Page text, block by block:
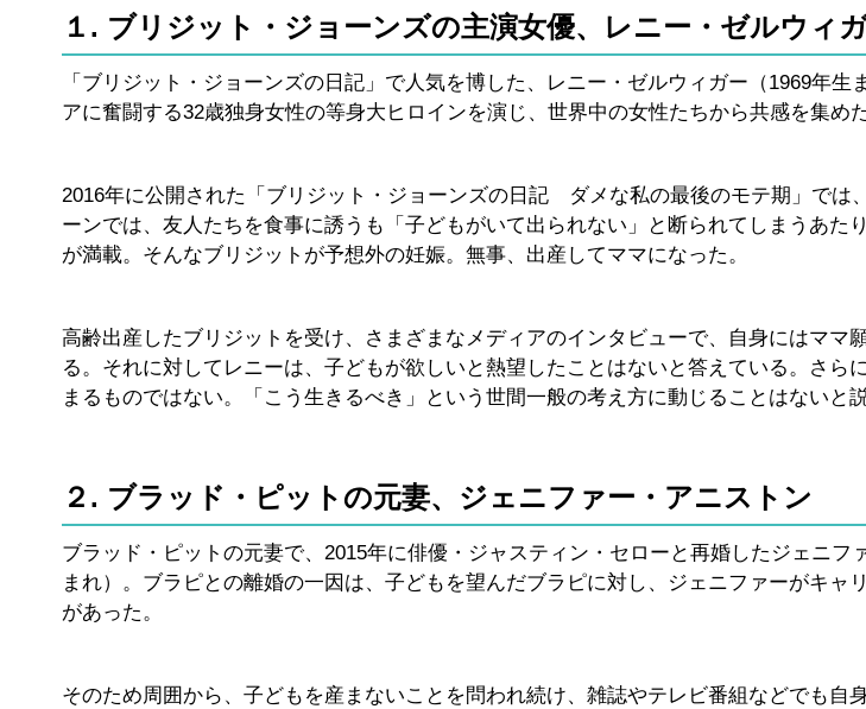
１. ブリジット・ジョーンズの主演女優、レニー・ゼルウィ
「ブリジット・ジョーンズの日記」で人気を博した、レニー・ゼルウィガー（1969年生
アに奮闘する32歳独身女性の等身大ヒロインを演じ、世界中の女性たちから共感を集めた
2016年に公開された「ブリジット・ジョーンズの日記 ダメな私の最後のモテ期」では
ーンでは、友人たちを食事に誘うも「子どもがいて出られない」と断られてしまうあた
が満載。そんなブリジットが予想外の妊娠。無事、出産してママになった。
高齢出産したブリジットを受け、さまざまなメディアのインタビューで、自身にはママ
る。それに対してレニーは、子どもが欲しいと熱望したことはないと答えている。さら
まるものではない。「こう生きるべき」という世間一般の考え方に動じることはないと
２. ブラッド・ピットの元妻、ジェニファー・アニストン
ブラッド・ピットの元妻で、2015年に俳優・ジャスティン・セローと再婚したジェニフ
まれ）。ブラピとの離婚の一因は、子どもを望んだブラピに対し、ジェニファーがキャ
があった。
そのため周囲から、子どもを産まないことを問われ続け、雑誌やテレビ番組などでも自